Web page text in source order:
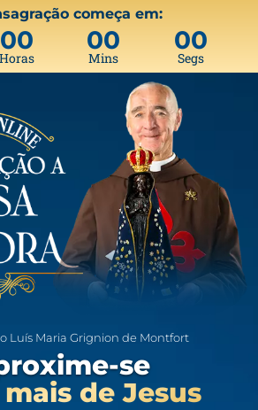
começa em:
00
Horas
00
Mins
00
Segs
Luís Maria Grignion de Montfort
se
de Jesus